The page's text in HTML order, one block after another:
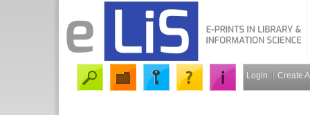
Login Create